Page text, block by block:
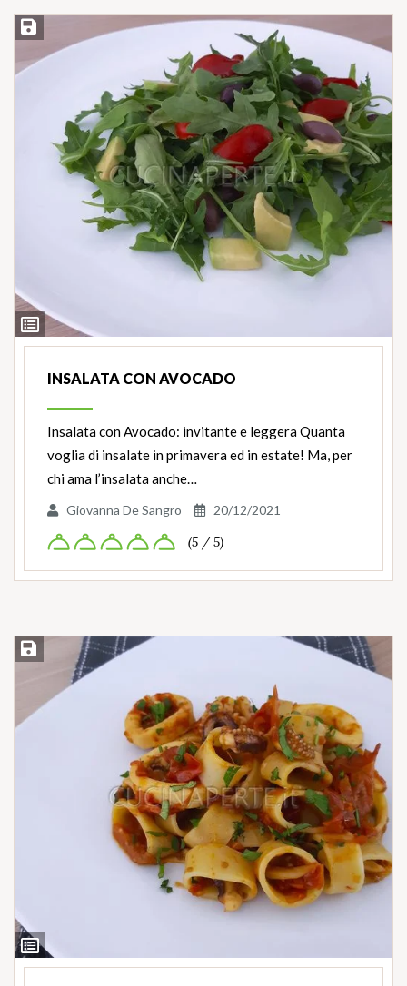
Ingredienti
Salva ricetta
INSALATA CON AVOCADO
Insalata con Avocado: invitante e leggera Quanta
voglia di insalate in primavera ed in estate! Ma, per
chi ama l’insalata anche…
Giovanna De Sangro 20/12/2021
(5 / 5)
Ingredienti
Salva ricetta